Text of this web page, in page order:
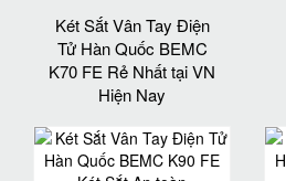
Két Sắt Vân Tay Điện
Tử Hàn Quốc BEMC
K70 FE Rẻ Nhất tại VN
Hiện Nay